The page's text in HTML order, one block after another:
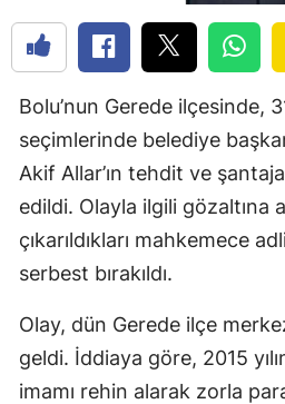
Bolu’nun Gerede ilçesinde,
seçimlerinde belediye
Akif Allar’ın tehdit ve
edildi. Olayla ilgili gözaltına
çıkarıldıkları mahkemece
serbest bırakıldı.
Olay, dün Gerede ilçe
geldi. İddiaya göre, 2015
imamı rehin alarak zorla para